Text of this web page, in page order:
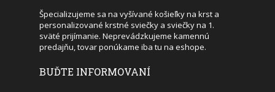
Špecializujeme sa na vyšívané košieľky na krst a
personalizované krstné sviečky a sviečky na 1.
sväté prijímanie. Neprevádzkujeme kamennú
predajňu, tovar ponúkame iba tu na eshope.
BUĎTE INFORMOVANÍ